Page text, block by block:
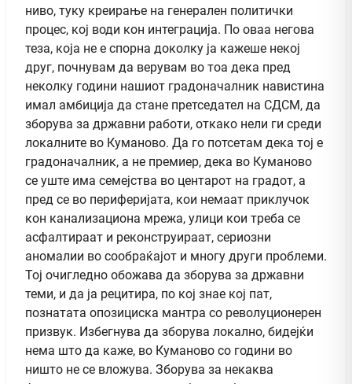
ниво, туку креирање на генерален политички
процес, кој води кон интеграција. По оваа негова
теза, која не е спорна доколку ја кажеше некој
друг, почнувам да верувам во тоа дека пред
неколку години нашиот градоначалник навистина
имал амбиција да стане претседател на СДСМ, да
зборува за државни работи, откако нели ги среди
локалните во Куманово. Да го потсетам дека тој е
градоначалник, а не премиер, дека во Куманово
се уште има семејства во центарот на градот, а
пред се во периферијата, кои немаат приклучок
кон канализациона мрежа, улици кои треба се
асфалтираат и реконструираат, сериозни
аномалии во сообраќајот и многу други проблеми.
Тој очигледно обожава да зборува за државни
теми, и да ја рецитира, по кој знае кој пат,
познатата опозициска мантра со револуционерен
призвук. Избегнува да зборува локално, бидејќи
нема што да каже, во Куманово со години во
ништо не се вложува. Зборува за некаква